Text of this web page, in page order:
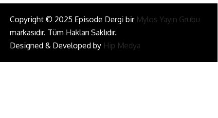
Copyright © 2025 Episode Dergi bir Mylos Yayın Grubu
markasıdır. Tüm Hakları Saklıdır.
Designed & Developed by Hip Medya